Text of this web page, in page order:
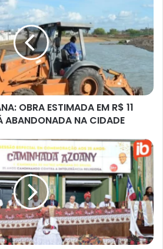
OBRA ESTIMADA EM R$ 11
ABANDONADA NA CIDADE